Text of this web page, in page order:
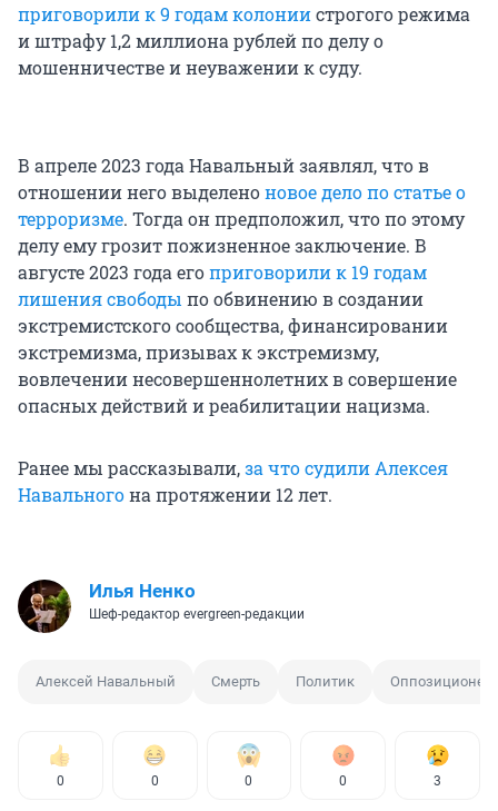
приговорили к 9 годам колониистрогого режима
и штрафу 1,2 миллиона рублей по делу о
мошенничестве и неуважении к суду.
В апреле 2023 года Навальный заявлял, что в
отношении него выделеноновое дело по статье о
терроризме. Тогда он предположил, что по этому
делу ему грозит пожизненное заключение. В
августе 2023 года егоприговорили к 19 годам
лишения свободы по обвинению в создании
экстремистского сообщества, финансировании
экстремизма, призывах к экстремизму,
вовлечении несовершеннолетних в совершение
опасных действий и реабилитации нацизма.
Ранее мы рассказывали,за что судили Алексея
Навальногона протяжении 12 лет.
Илья Ненко
Шеф-редактор evergreen-редакции
Алексей Навальный Смерть Политик Оппозиционер
0 0 0 0 3